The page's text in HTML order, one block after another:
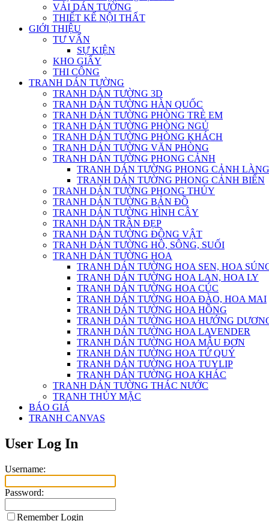
VẢI DÁN TƯỜNG
THIẾT KẾ NỘI THẤT
GIỚI THIỆU
TƯ VẤN
SỰ KIỆN
KHO GIẤY
THI CÔNG
TRANH DÁN TƯỜNG
TRANH DÁN TƯỜNG 3D
TRANH DÁN TƯỜNG HÀN QUỐC
TRANH DÁN TƯỜNG PHÒNG TRẺ EM
TRANH DÁN TƯỜNG PHÒNG NGỦ
TRANH DÁN TƯỜNG PHÒNG KHÁCH
TRANH DÁN TƯỜNG VĂN PHÒNG
TRANH DÁN TƯỜNG PHONG CẢNH
TRANH DÁN TƯỜNG PHONG CẢNH
TRANH DÁN TƯỜNG PHONG CẢNH BIỂN
TRANH DÁN TƯỜNG PHONG THỦY
TRANH DÁN TƯỜNG BẢN ĐỒ
TRANH DÁN TƯỜNG HÌNH CÂY
TRANH DÁN TRẦN ĐẸP
TRANH DÁN TƯỜNG ĐỘNG VẬT
TRANH DÁN TƯỜNG HỒ, SÔNG, SUỐI
TRANH DÁN TƯỜNG HOA
TRANH DÁN TƯỜNG HOA SEN, HOA
TRANH DÁN TƯỜNG HOA LAN, HOA LY
TRANH DÁN TƯỜNG HOA CÚC
TRANH DÁN TƯỜNG HOA ĐÀO, HOA MAI
TRANH DÁN TƯỜNG HOA HỒNG
TRANH DÁN TƯỜNG HOA HƯỚNG
TRANH DÁN TƯỜNG HOA LAVENDER
TRANH DÁN TƯỜNG HOA MẪU ĐƠN
TRANH DÁN TƯỜNG HOA TỨ QUÝ
TRANH DÁN TƯỜNG HOA TUYLIP
TRANH DÁN TƯỜNG HOA KHÁC
TRANH DÁN TƯỜNG THÁC NƯỚC
TRANH THỦY MẶC
BÁO GIÁ
TRANH CANVAS
User Log In
Username:
Password:
Remember Login